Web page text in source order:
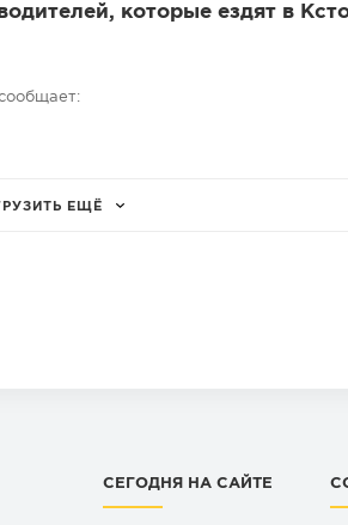
которые ездят в
ЕЩЁ
СЕГОДНЯ НА САЙТЕ